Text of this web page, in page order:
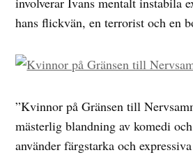
hans flickvän, en terrorist och en
”Kvinnor på Gränsen till
mästerlig blandning av komedi
använder färgstarka och